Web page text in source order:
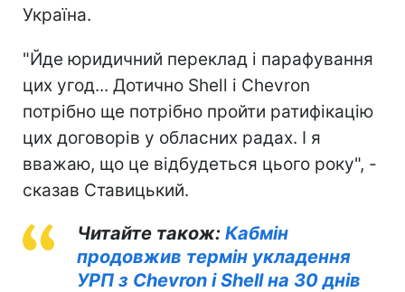
Україна.
"Йде юридичний переклад і парафування
цих угод... Дотично Shell і Chevron
потрібно ще потрібно пройти ратифікацію
цих договорів у обласних радах. І я
вважаю, що це відбудеться цього року", -
сказав Ставицький.
Читайте також: Кабмін
продовжив термін укладення
УРП з Chevron і Shell на 30 днів